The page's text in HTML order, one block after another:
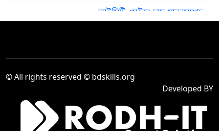
আইসিটি সেক্টরে দক্ষ মানবসম্পদ
গড়ে তুলতে ‘গ্রাফিক ডিজাইন’
৪
দক্ষ মানবসম্পদ তৈরিতে আইসিটি
সেক্টরে “Computer
প্রশিক্ষণের গুরুত্ব বৃদ্ধি
© All rights reserved © bdskills.org
Developed BY